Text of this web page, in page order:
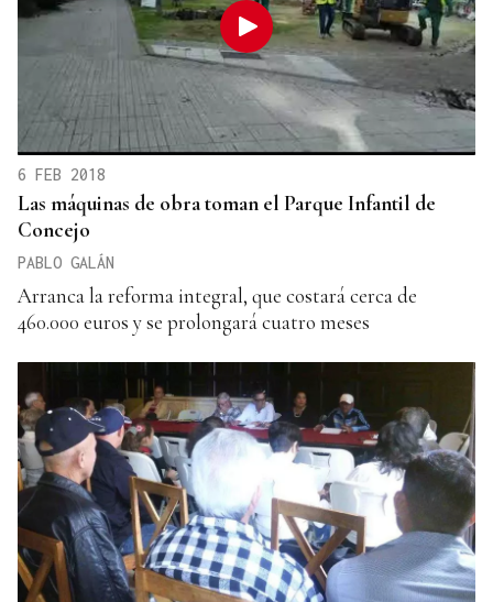
6 FEB 2018
Las máquinas de obra toman el Parque Infantil de
Concejo
PABLO GALÁN
Arranca la reforma integral, que costará cerca de
460.000 euros y se prolongará cuatro meses